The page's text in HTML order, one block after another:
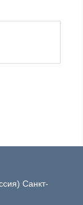
Санкт-